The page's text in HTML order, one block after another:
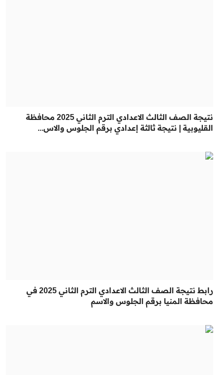
نتيجة الصف الثالث الاعدادي الترم الثاني 2025 محافظة
القليوبية | نتيجة ثالثة إعدادي برقم الجلوس والاس...
رابط نتيجة الصف الثالث الاعدادي الترم الثاني 2025 في
محافظة المنيا برقم الجلوس والاسم